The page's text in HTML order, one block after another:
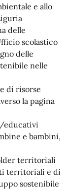
e allo
delle
scolastico
delle
nelle
di risorse
la pagina
educativi
e bambini,
territoriali
territoriali e di
sostenibile